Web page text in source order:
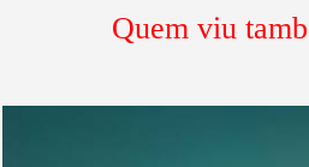
Quem viu